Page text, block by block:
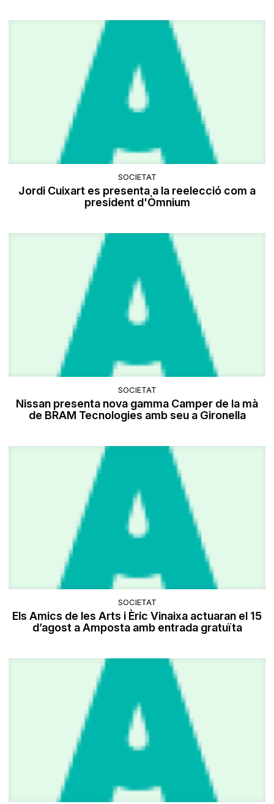
SOCIETAT
Jordi Cuixart es presenta a la reelecció com a
president d'Òmnium
SOCIETAT
​Nissan presenta nova gamma Camper de la mà
de BRAM Tecnologies amb seu a Gironella
SOCIETAT
Els Amics de les Arts i Èric Vinaixa actuaran el 15
d’agost a Amposta amb entrada gratuïta